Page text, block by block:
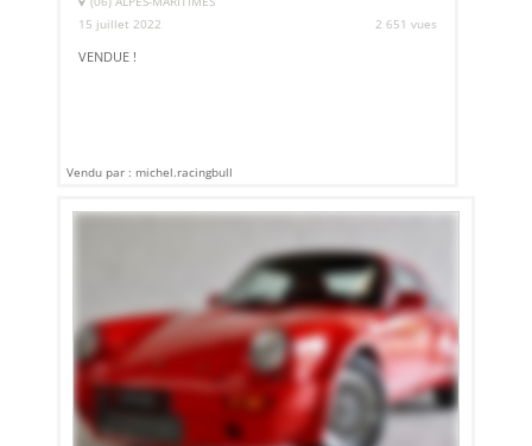
15 juillet 2022
2 651 vues
VENDUE !
Vendu par : michel.racingbull